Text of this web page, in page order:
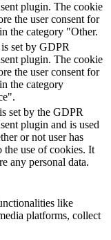
plugin. The cookie
the user consent for
the category "Other.
set by GDPR
plugin. The cookie
the user consent for
the category
set by the GDPR
plugin and is used
or not user has
the use of cookies. It
any personal data.
like
platforms, collect